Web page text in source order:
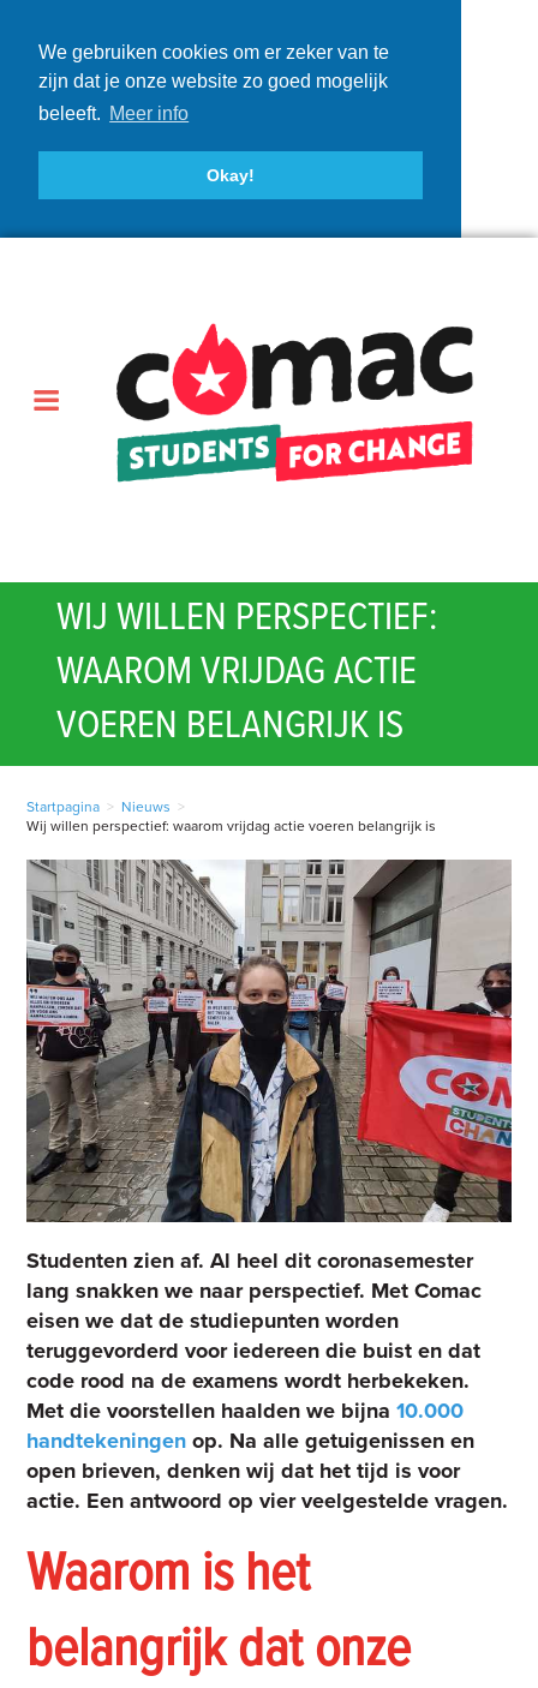
We gebruiken cookies om er zeker van te
zijn dat je onze website zo goed mogelijk
beleeft. Meer info
Okay!
WIJ WILLEN PERSPECTIEF:
WAAROM VRIJDAG ACTIE
VOEREN BELANGRIJK IS
Startpagina > Nieuws >
Wij willen perspectief: waarom vrijdag actie voeren belangrijk is
Studenten zien af. Al heel dit coronasemester
lang snakken we naar perspectief. Met Comac
eisen we dat de studiepunten worden
teruggevorderd voor iedereen die buist en dat
code rood na de examens wordt herbekeken.
Met die voorstellen haalden we bijna10.000
handtekeningen op. Na alle getuigenissen en
open brieven, denken wij dat het tijd is voor
actie. Een antwoord op vier veelgestelde vragen.
Waarom is het
belangrijk dat onze